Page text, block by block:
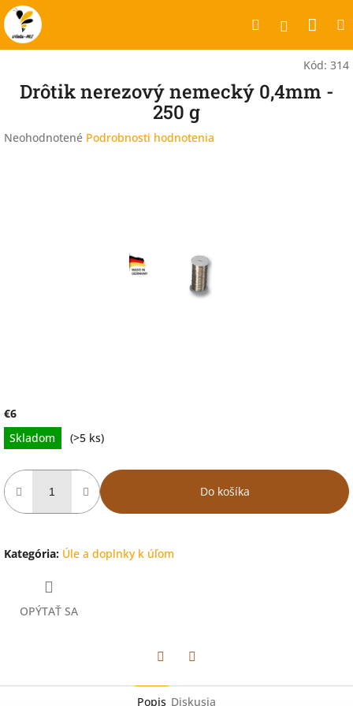
Prejsť
na
obsah
Hľadať
Kód: 314
Drôtik nerezový nemecký 0,4mm -
250 g
Priemerné
Neohodnotené Podrobnosti hodnotenia
€6
Jednotková
cena:
Skladom (>5 ks)
Do košíka
Kategória: Úle a doplnky k úľom
OPÝTAŤ SA
Popis Diskusia